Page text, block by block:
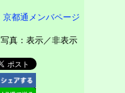
京都通メンバページ
写真：表示／非表示